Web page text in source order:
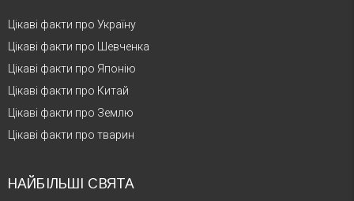
Цікаві факти про Україну
Цікаві факти про Шевченка
Цікаві факти про Японію
Цікаві факти про Китай
Цікаві факти про Землю
Цікаві факти про тварин
НАЙБІЛЬШІ СВЯТА